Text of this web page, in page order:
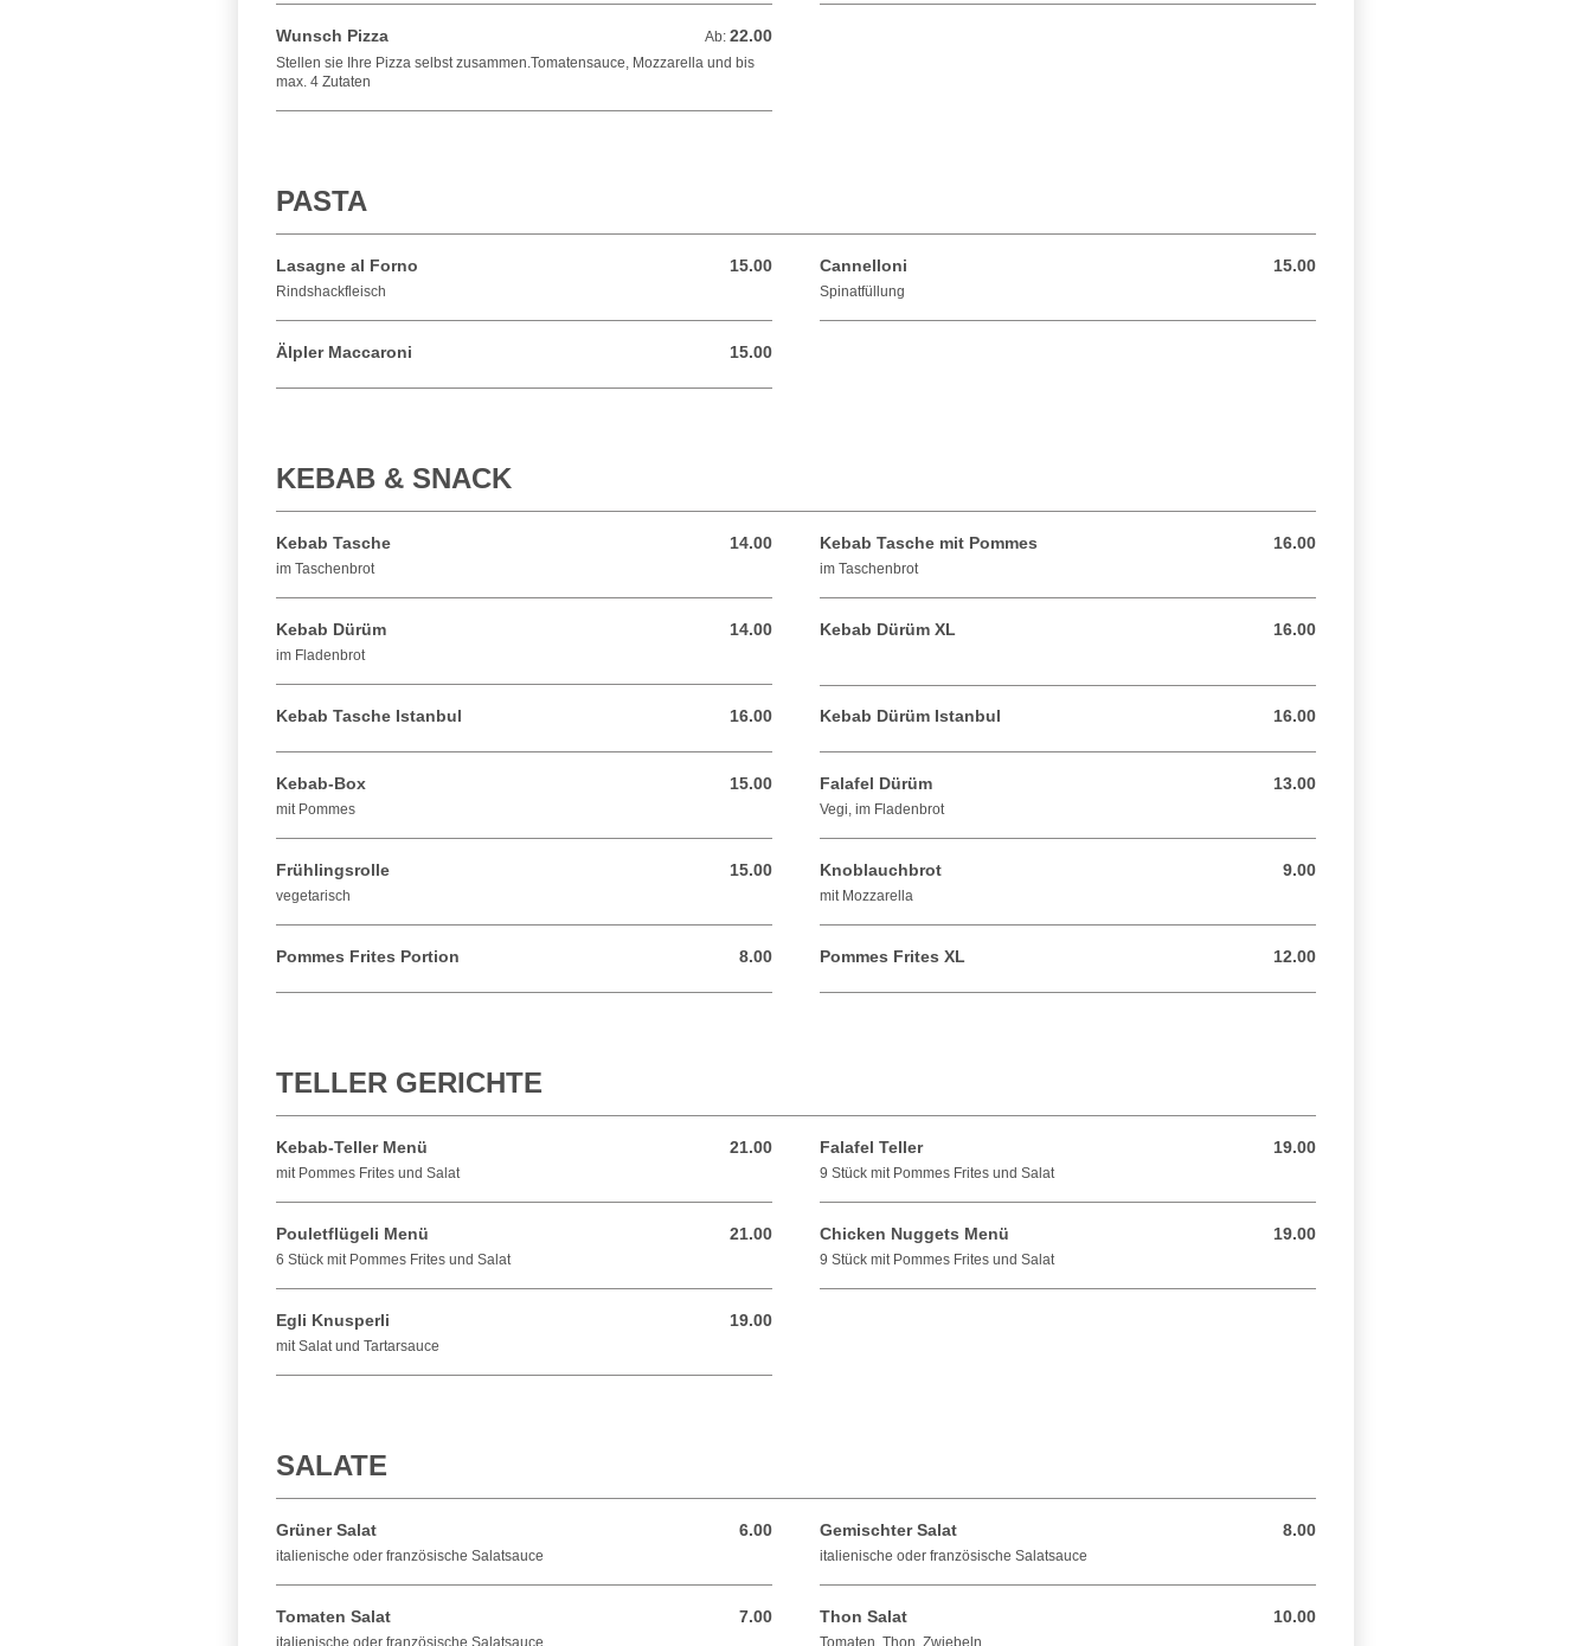
Wunsch Pizza Ab: 22.00
Ab: 22.00 CHF
Stellen sie Ihre Pizza selbst zusammen.Tomatensauce, Mozzarella und bis
max. 4 Zutaten
PASTA
Lasagne al Forno 15.00
15.00 CHF
Rindshackfleisch
Cannelloni 15.00
15.00 CHF
Spinatfüllung
Älpler Maccaroni 15.00
15.00 CHF
KEBAB & SNACK
Kebab Tasche 14.00
14.00 CHF
im Taschenbrot
Kebab Tasche mit Pommes 16.00
16.00 CHF
im Taschenbrot
Kebab Dürüm 14.00
14.00 CHF
im Fladenbrot
Kebab Dürüm XL 16.00
16.00 CHF
Kebab Tasche Istanbul 16.00
16.00 CHF Kebab Dürüm Istanbul 16.00
16.00 CHF
Kebab-Box 15.00
15.00 CHF
mit Pommes
Falafel Dürüm 13.00
13.00 CHF
Vegi, im Fladenbrot
Frühlingsrolle 15.00
15.00 CHF
vegetarisch
Knoblauchbrot 9.00
9.00 CHF
mit Mozzarella
Pommes Frites Portion 8.00
8.00 CHF Pommes Frites XL 12.00
12.00 CHF
TELLER GERICHTE
Kebab-Teller Menü 21.00
21.00 CHF
mit Pommes Frites und Salat
Falafel Teller 19.00
19.00 CHF
9 Stück mit Pommes Frites und Salat
Pouletflügeli Menü 21.00
21.00 CHF
6 Stück mit Pommes Frites und Salat
Chicken Nuggets Menü 19.00
19.00 CHF
9 Stück mit Pommes Frites und Salat
Egli Knusperli 19.00
19.00 CHF
mit Salat und Tartarsauce
SALATE
Grüner Salat 6.00
6.00 CHF
italienische oder französische Salatsauce
Gemischter Salat 8.00
8.00 CHF
italienische oder französische Salatsauce
Tomaten Salat 7.00
7.00 CHF
italienische oder französische Salatsauce
Thon Salat 10.00
10.00 CHF
Tomaten, Thon, Zwiebeln